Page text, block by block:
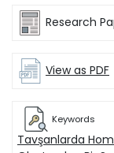
Research
View as PDF
Keywords
Tavşanlarda